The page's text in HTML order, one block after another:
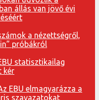
állás van jövő évi
a nézettségről,
próbákról
statisztikailag
kér
EBU elmagyarázza a
szavazatokat